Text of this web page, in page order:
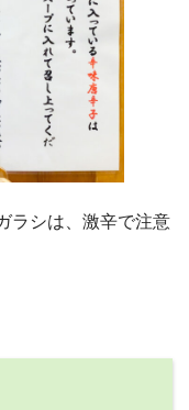
ラシは、激辛で注意